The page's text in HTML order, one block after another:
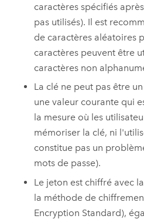
caractères spécifiés
pas utilisés). Il est
de caractères aléatoires
caractères peuvent être
caractères non
La clé ne peut pas être
une valeur courante qui
la mesure où les
mémoriser la clé, ni
constitue pas un
mots de passe).
Le jeton est chiffré avec
la méthode de
Encryption Standard),